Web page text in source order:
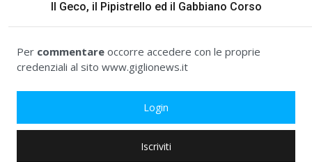
Il Geco, il Pipistrello ed il Gabbiano Corso
Per commentare occorre accedere con le proprie
credenziali al sito www.giglionews.it
Login
Iscriviti